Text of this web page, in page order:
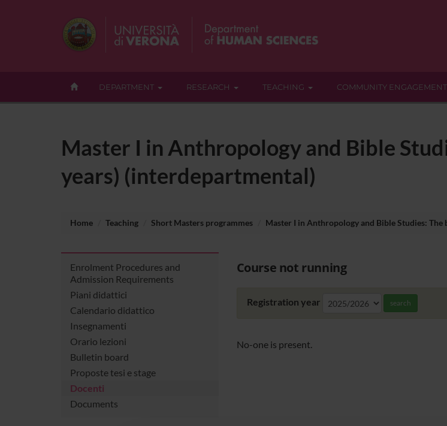
DEPARTMENT RESEARCH TEACHING COMMUNITY ENGAGEMENT
Master I in Anthropology and Bible
years) (interdepartmental)
Home Teaching Short Masters programmes Master I in Anthropology and Bible Studies:
Enrolment Procedures and
Admission Requirements
Piani didattici
Calendario didattico
Insegnamenti
Orario lezioni
Bulletin board
Proposte tesi e stage
Docenti
Documents
Course not running
Registration year search
No-one is present.